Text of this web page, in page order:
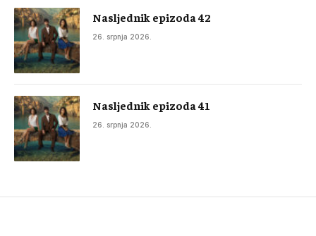
Nasljednik epizoda 42
26. srpnja 2026.
Nasljednik epizoda 41
26. srpnja 2026.